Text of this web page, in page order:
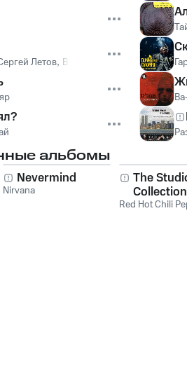
Летов, ВИА Водолей AzZzA
альбомы
Nevermind
Nirvana
The
Collection
Red Hot Chili